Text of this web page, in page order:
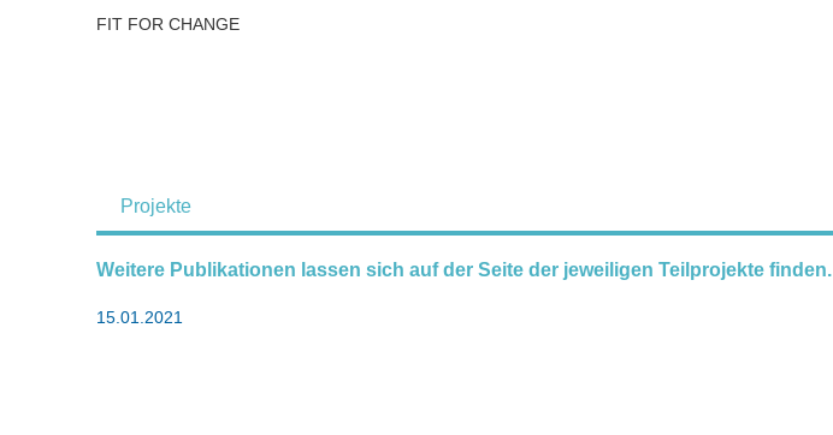
FIT FOR CHANGE
Projekte
Weitere Publikationen lassen sich auf der Seite der jeweiligen Teilprojekte finden.
15.01.2021